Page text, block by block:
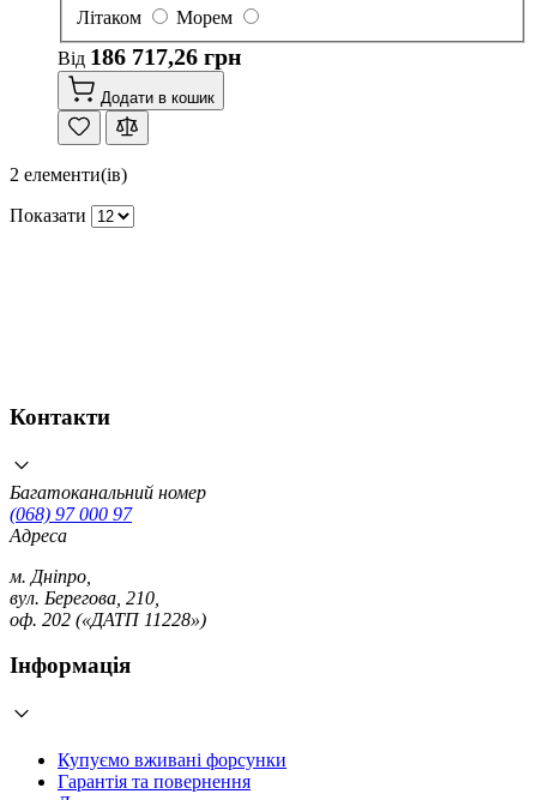
Літаком
Морем
Від 186 717,26 грн
Додати в кошик
2 елементи(ів)
Показати
Контакти
Багатоканальний номер
(068) 97 000 97
Адреса
м. Дніпро,
вул. Берегова, 210,
оф. 202 («ДАТП 11228»)
Інформація
Купуємо вживані форсунки
Гарантія та повернення